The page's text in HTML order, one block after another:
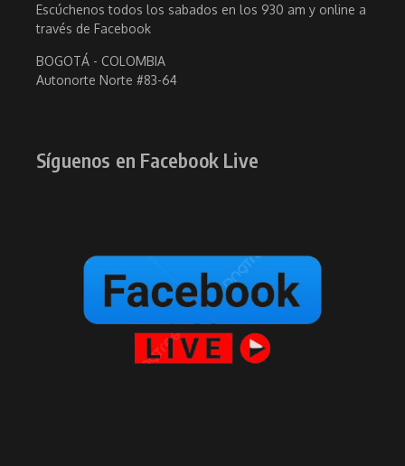
Escúchenos todos los sabados en los 930 am y online a
través de Facebook
BOGOTÁ - COLOMBIA
Autonorte Norte #83-64
Síguenos en Facebook Live